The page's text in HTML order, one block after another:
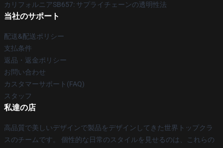
カリフォルニアSB657: サプライチェーンの透明性法
当社のサポート
配送&配送ポリシー
支払条件
返品・返金ポリシー
お問い合わせ
カスタマーサポート(FAQ)
スタッフ
私達の店
高品質で美しいデザインで製品をデザインしてきた世界トップクラ
スのチームです。 個性的な日常のスタイルを見せるのは、これらの